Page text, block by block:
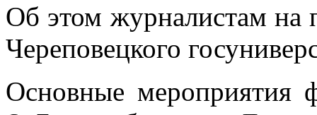
Об этом журналистам на
Череповецкого
Основные мероприятия